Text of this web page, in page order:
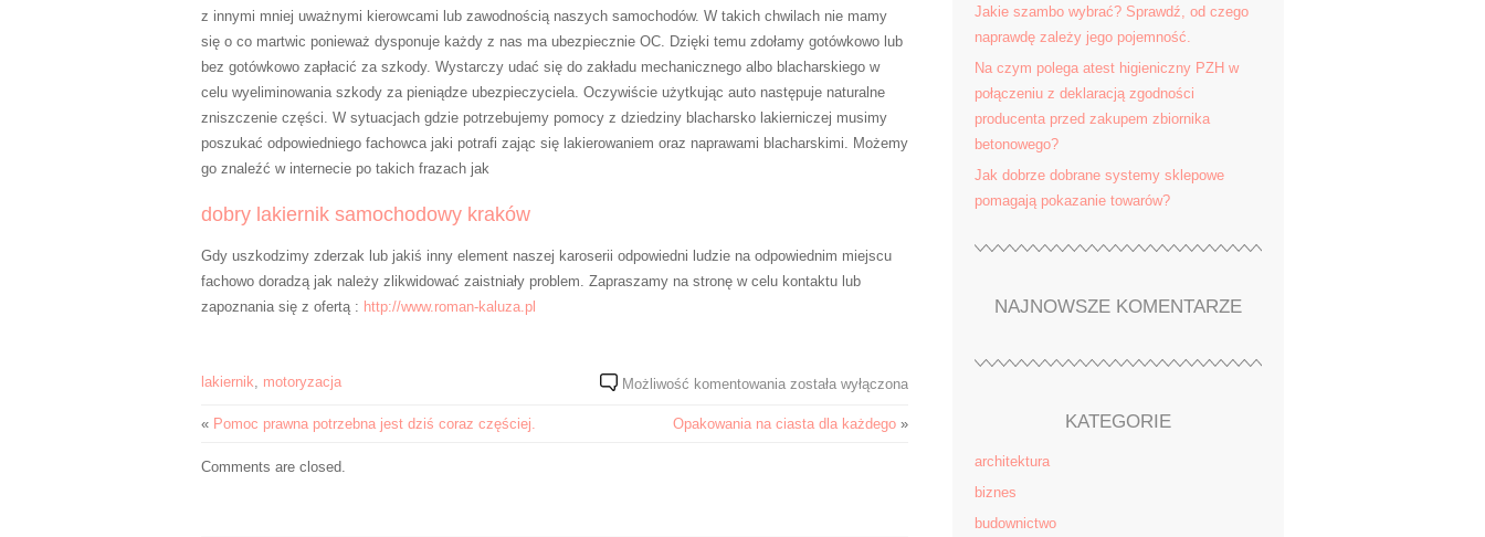
z innymi mniej uważnymi kierowcami lub zawodnością naszych samochodów. W takich chwilach nie mamy
się o co martwic ponieważ dysponuje każdy z nas ma ubezpiecznie OC. Dzięki temu zdołamy gotówkowo lub
bez gotówkowo zapłacić za szkody. Wystarczy udać się do zakładu mechanicznego albo blacharskiego w
celu wyeliminowania szkody za pieniądze ubezpieczyciela. Oczywiście użytkując auto następuje naturalne
zniszczenie części. W sytuacjach gdzie potrzebujemy pomocy z dziedziny blacharsko lakierniczej musimy
poszukać odpowiedniego fachowca jaki potrafi zając się lakierowaniem oraz naprawami blacharskimi. Możemy
go znaleźć w internecie po takich frazach jak
dobry lakiernik samochodowy kraków
Gdy uszkodzimy zderzak lub jakiś inny element naszej karoserii odpowiedni ludzie na odpowiednim miejscu
fachowo doradzą jak należy zlikwidować zaistniały problem. Zapraszamy na stronę w celu kontaktu lub
zapoznania się z ofertą : http://www.roman-kaluza.pl
lakiernik, motoryzacja Możliwość komentowania W
każdego
została wyłączona
« Pomoc prawna potrzebna jest dziś coraz częściej. Opakowania na ciasta dla każdego »
Comments are closed.
Jakie szambo wybrać? Sprawdź, od czego
naprawdę zależy jego pojemność.
Na czym polega atest higieniczny PZH w
połączeniu z deklaracją zgodności
producenta przed zakupem zbiornika
betonowego?
Jak dobrze dobrane systemy sklepowe
pomagają pokazanie towarów?
NAJNOWSZE KOMENTARZE
KATEGORIE
architektura
biznes
budownictwo